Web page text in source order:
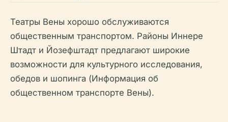
Театры Вены хорошо обслуживаются
общественным транспортом. Районы Иннере
Штадт и Йозефштадт предлагают широкие
возможности для культурного исследования,
обедов и шопинга (Информация об
общественном транспорте Вены).